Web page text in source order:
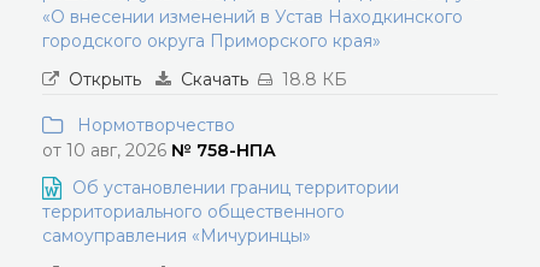
«О внесении изменений в Устав Находкинского
городского округа Приморского края»
Открыть
Скачать 18.8 КБ
Нормотворчество
от 10 авг, 2026 № 758-НПА
Об установлении границ территории
территориального общественного
самоуправления «Мичуринцы»